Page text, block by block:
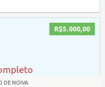
R$5.000,00
DE NOIVA